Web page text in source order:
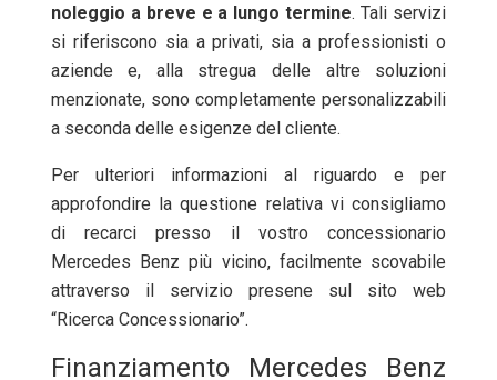
noleggio a breve e a lungo termine. Tali servizi
si riferiscono sia a privati, sia a professionisti o
aziende e, alla stregua delle altre soluzioni
menzionate, sono completamente personalizzabili
a seconda delle esigenze del cliente.
Per ulteriori informazioni al riguardo e per
approfondire la questione relativa vi consigliamo
di recarci presso il vostro concessionario
Mercedes Benz più vicino, facilmente scovabile
attraverso il servizio presene sul sito web
“Ricerca Concessionario”.
Finanziamento Mercedes Benz